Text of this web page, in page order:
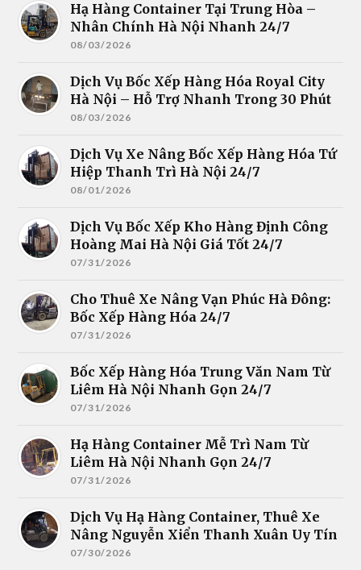
Hạ Hàng Container Tại Trung Hòa –
Nhân Chính Hà Nội Nhanh 24/7
08/03/2026
Dịch Vụ Bốc Xếp Hàng Hóa Royal City
Hà Nội – Hỗ Trợ Nhanh Trong 30 Phút
08/03/2026
Dịch Vụ Xe Nâng Bốc Xếp Hàng Hóa Tứ
Hiệp Thanh Trì Hà Nội 24/7
08/01/2026
Dịch Vụ Bốc Xếp Kho Hàng Định Công
Hoàng Mai Hà Nội Giá Tốt 24/7
07/31/2026
Cho Thuê Xe Nâng Vạn Phúc Hà Đông:
Bốc Xếp Hàng Hóa 24/7
07/31/2026
Bốc Xếp Hàng Hóa Trung Văn Nam Từ
Liêm Hà Nội Nhanh Gọn 24/7
07/31/2026
Hạ Hàng Container Mễ Trì Nam Từ
Liêm Hà Nội Nhanh Gọn 24/7
07/31/2026
Dịch Vụ Hạ Hàng Container, Thuê Xe
Nâng Nguyễn Xiển Thanh Xuân Uy Tín
07/30/2026